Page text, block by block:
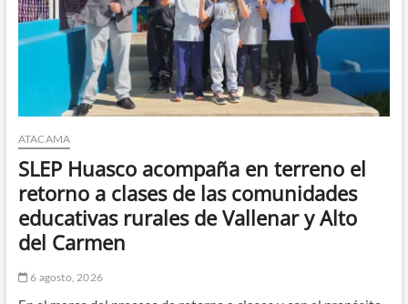
la
Ficha
FIBE
Alto
Carmen
ATACAMA
SLEP Huasco acompaña en terreno el
retorno a clases de las comunidades
educativas rurales de Vallenar y Alto
del Carmen
6 agosto, 2026